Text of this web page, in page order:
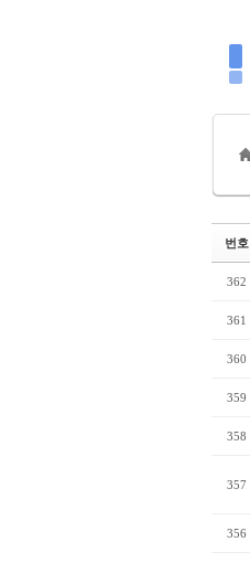
번호
362
361
360
359
358
357
356